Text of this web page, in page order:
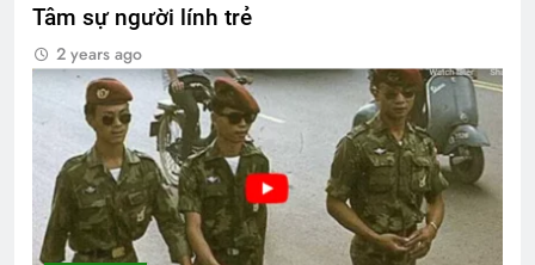
Tâm sự người lính trẻ
2 years ago